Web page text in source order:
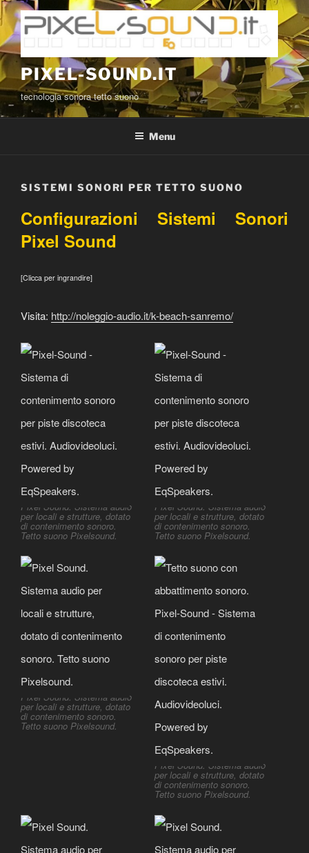
Salta
contenuto
PIXEL-SOUND.IT
tecnologia sonora tetto suono
Menu
SISTEMI SONORI PER TETTO SUONO
Configurazioni Sistemi Sonori
Pixel Sound
[Clicca per ingrandire]
Visita: http://noleggio-audio.it/k-beach-sanremo/
Pixel Sound. Sistema audio
per locali e strutture, dotato
di contenimento sonoro.
Tetto suono Pixelsound.
Pixel Sound. Sistema audio
per locali e strutture, dotato
di contenimento sonoro.
Tetto suono Pixelsound.
Pixel Sound. Sistema audio
per locali e strutture, dotato
di contenimento sonoro.
Tetto suono Pixelsound.
Pixel Sound. Sistema audio
per locali e strutture, dotato
di contenimento sonoro.
Tetto suono Pixelsound.